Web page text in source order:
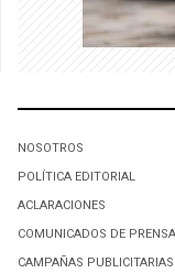
NOSOTROS
POLÍTICA EDITORIAL
ACLARACIONES
COMUNICADOS DE PRENSA
CAMPAÑAS PUBLICITARIAS